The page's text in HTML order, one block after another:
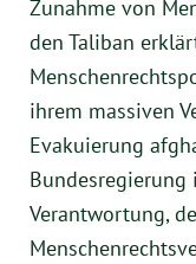
Zunahme von
den Taliban
ihrem massiven
Evakuierung
Bundesregierung
Verantwortung,